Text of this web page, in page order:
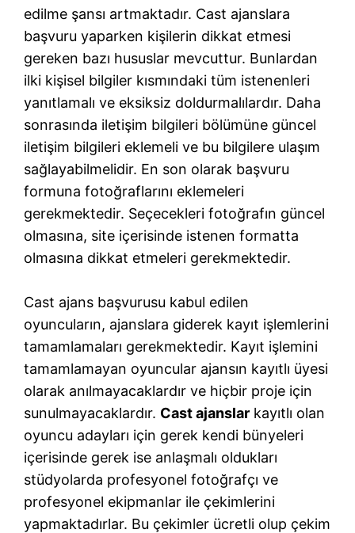
edilme şansı artmaktadır. Cast ajanslara
başvuru yaparken kişilerin dikkat etmesi
gereken bazı hususlar mevcuttur. Bunlardan
ilki kişisel bilgiler kısmındaki tüm istenenleri
yanıtlamalı ve eksiksiz doldurmalılardır. Daha
sonrasında iletişim bilgileri bölümüne güncel
iletişim bilgileri eklemeli ve bu bilgilere ulaşım
sağlayabilmelidir. En son olarak başvuru
formuna fotoğraflarını eklemeleri
gerekmektedir. Seçecekleri fotoğrafın güncel
olmasına, site içerisinde istenen formatta
olmasına dikkat etmeleri gerekmektedir.
Cast ajans başvurusu kabul edilen
oyuncuların, ajanslara giderek kayıt işlemlerini
tamamlamaları gerekmektedir. Kayıt işlemini
tamamlamayan oyuncular ajansın kayıtlı üyesi
olarak anılmayacaklardır ve hiçbir proje için
sunulmayacaklardır. Cast ajanslar kayıtlı olan
oyuncu adayları için gerek kendi bünyeleri
içerisinde gerek ise anlaşmalı oldukları
stüdyolarda profesyonel fotoğrafçı ve
profesyonel ekipmanlar ile çekimlerini
yapmaktadırlar. Bu çekimler ücretli olup çekim